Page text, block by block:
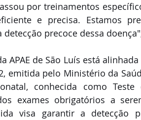
por treinamentos
e precisa. Estamos
precoce dessa
APAE de São Luís está
emitida pelo Ministério da
conhecida como
exames obrigatórios a
visa garantir a detecção